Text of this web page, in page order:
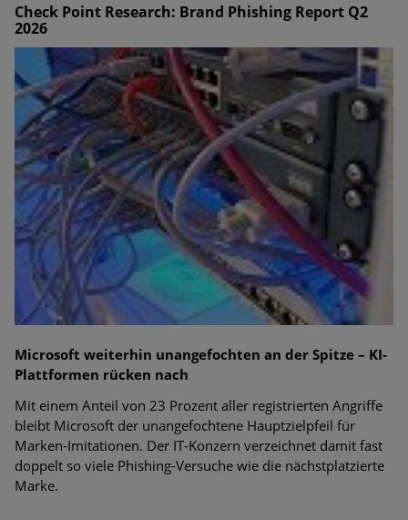
Check Point Research: Brand Phishing Report Q2
2026
Microsoft weiterhin unangefochten an der Spitze – KI-
Plattformen rücken nach
Mit einem Anteil von 23 Prozent aller registrierten Angriffe
bleibt Microsoft der unangefochtene Hauptzielpfeil für
Marken-Imitationen. Der IT-Konzern verzeichnet damit fast
doppelt so viele Phishing-Versuche wie die nächstplatzierte
Marke.